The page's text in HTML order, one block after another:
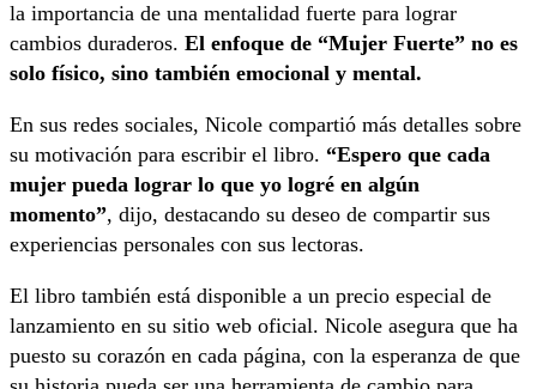
la importancia de una mentalidad fuerte para lograr
cambios duraderos. El enfoque de “Mujer Fuerte” no es
solo físico, sino también emocional y mental.
En sus redes sociales, Nicole compartió más detalles sobre
su motivación para escribir el libro. “Espero que cada
mujer pueda lograr lo que yo logré en algún
momento”, dijo, destacando su deseo de compartir sus
experiencias personales con sus lectoras.
El libro también está disponible a un precio especial de
lanzamiento en su sitio web oficial. Nicole asegura que ha
puesto su corazón en cada página, con la esperanza de que